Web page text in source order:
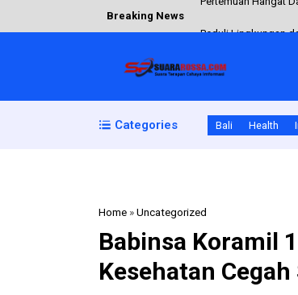
Breaking News
Cegah Penyebaran
Categories Bali Health
Home »Uncategorized
Babinsa Koramil
Kesehatan